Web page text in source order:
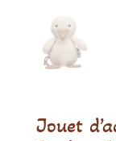
Jouet